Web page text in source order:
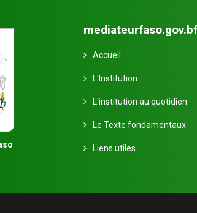
mediateurfaso.gov.bf
Accueil
L'Institution
L'institution au quotidien
Le Texte fondamentaux
Liens utiles